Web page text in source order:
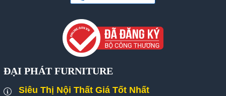
ĐẠI PHÁT FURNITURE
Siêu Thị Nội Thất Giá Tốt Nhất